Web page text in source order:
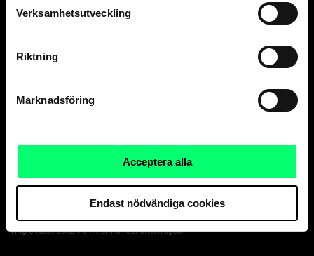
Verksamhetsutveckling
Riktning
Marknadsföring
Acceptera alla
Endast nödvändiga cookies
vard. 9-15
Kortförsäkringar på sidan för ditt kort
010 247 050
Spärrtjänst för kort 24 h*
+358 800 0 2477
Nätbankens spärrtjänst 24 h
+358 20 333
ring endast detta nummer ifall det efterfrågas.